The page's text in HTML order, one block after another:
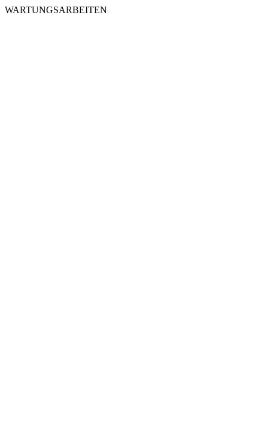
WARTUNGSARBEITEN